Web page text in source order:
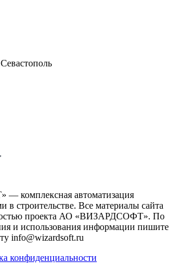
комплексная автоматизация
в строительстве. Все материалы сайта
проекта АО «ВИЗАРДСОФТ». По
и использования информации пишите
info@wizardsoft.ru
конфиденциальности